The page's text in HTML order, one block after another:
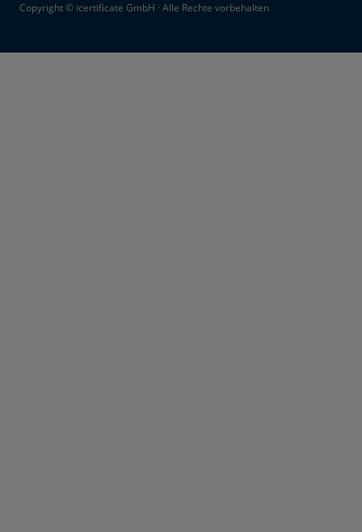
Copyright © icertificate GmbH · Alle Rechte vorbehalten